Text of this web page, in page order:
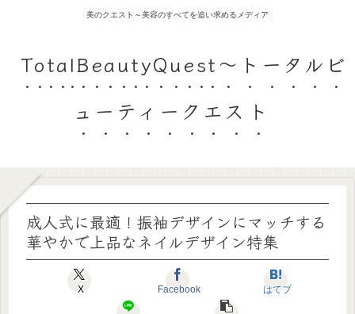
美のクエスト～美容のすべてを追い求めるメディア
TotalBeautyQuest～トータルビ
ューティークエスト
成人式に最適！振袖デザインにマッチする
華やかで上品なネイルデザイン特集
X Facebook はてブ